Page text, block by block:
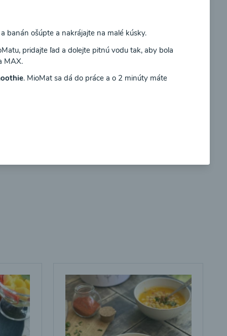
banán ošúpte a nakrájajte na malé kúsky.
pridajte ľad a dolejte pitnú vodu tak, aby bola
MAX.
. MioMat sa dá do práce a o 2 minúty máte
Súhlasím